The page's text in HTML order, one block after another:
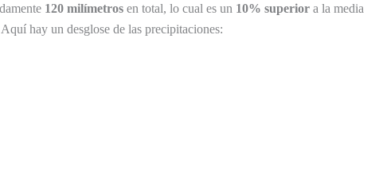
120 milímetros en total, lo cual es un 10% superior a la media
hay un desglose de las precipitaciones: